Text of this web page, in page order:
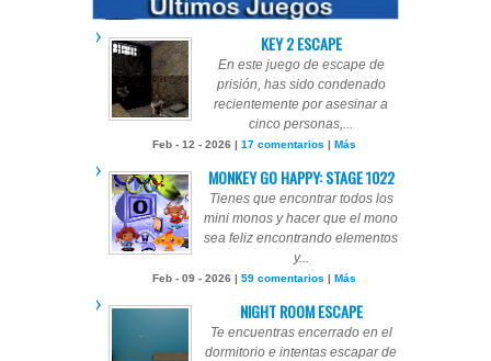
KEY 2 ESCAPE
En este juego de escape de
prisión, has sido condenado
recientemente por asesinar a
cinco personas,...
Feb - 12 - 2026 | 17 comentarios | Más
MONKEY GO HAPPY: STAGE 1022
Tienes que encontrar todos los
mini monos y hacer que el mono
sea feliz encontrando elementos
y...
Feb - 09 - 2026 | 59 comentarios | Más
NIGHT ROOM ESCAPE
Te encuentras encerrado en el
dormitorio e intentas escapar de